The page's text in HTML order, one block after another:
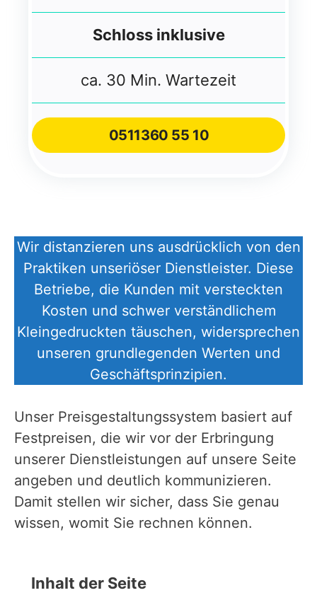
Schloss inklusive
ca. 30 Min. Wartezeit
0511360 55 10
Wir distanzieren uns ausdrücklich von den
Praktiken unseriöser Dienstleister. Diese
Betriebe, die Kunden mit versteckten
Kosten und schwer verständlichem
Kleingedruckten täuschen, widersprechen
unseren grundlegenden Werten und
Geschäftsprinzipien.
Unser Preisgestaltungssystem basiert auf
Festpreisen, die wir vor der Erbringung
unserer Dienstleistungen auf unsere Seite
angeben und deutlich kommunizieren.
Damit stellen wir sicher, dass Sie genau
wissen, womit Sie rechnen können.
Inhalt der Seite